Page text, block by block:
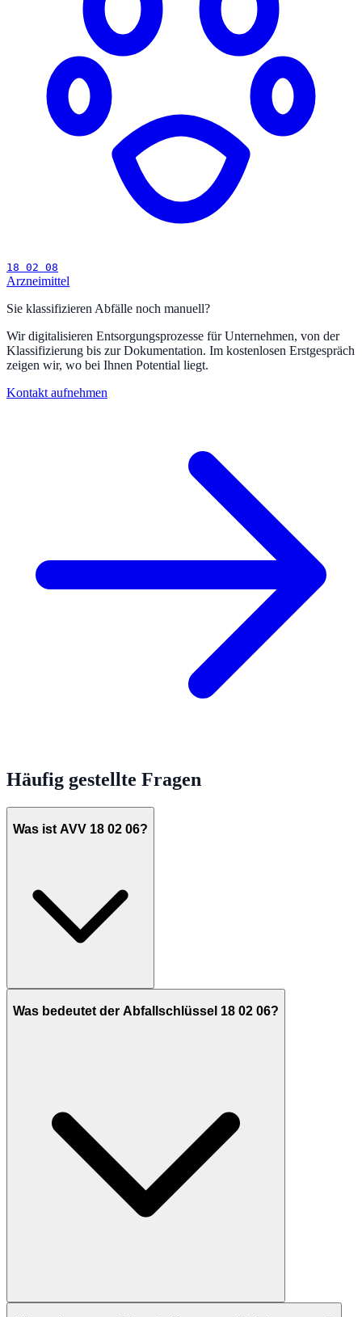
18 02 08
Arzneimittel
Sie klassifizieren Abfälle noch manuell?
Wir digitalisieren Entsorgungsprozesse für Unternehmen, von der
Klassifizierung bis zur Dokumentation. Im kostenlosen Erstgespräch
zeigen wir, wo bei Ihnen Potential liegt.
Kontakt aufnehmen
Häufig gestellte Fragen
Was ist AVV 18 02 06?
Was bedeutet der Abfallschlüssel 18 02 06?